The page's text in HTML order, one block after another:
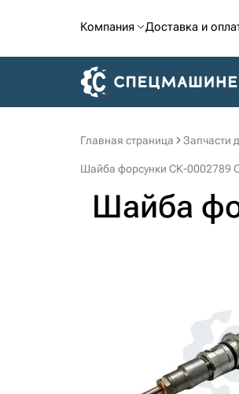
Компания Доставка и
Главная страница Запчасти
Шайба форсунки СК-0002789
Шайба